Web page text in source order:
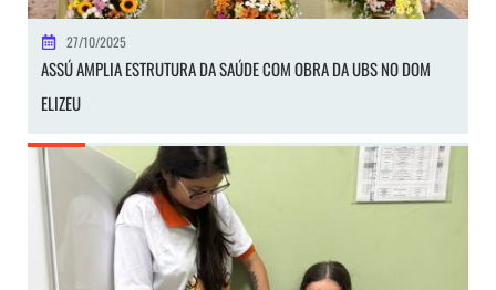
27/10/2025
ASSÚ AMPLIA ESTRUTURA DA SAÚDE COM OBRA DA UBS NO DOM
ELIZEU